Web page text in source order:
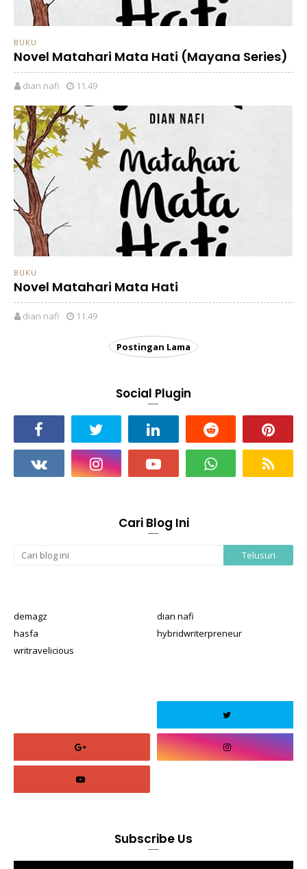
BUKU
Novel Matahari Mata Hati (Mayana Series)
dian nafi 11.49
BUKU
Novel Matahari Mata Hati
dian nafi 11.49
Postingan Lama
Social Plugin
Cari Blog Ini
demagz
dian nafi
hasfa
hybridwriterpreneur
writravelicious
Subscribe Us